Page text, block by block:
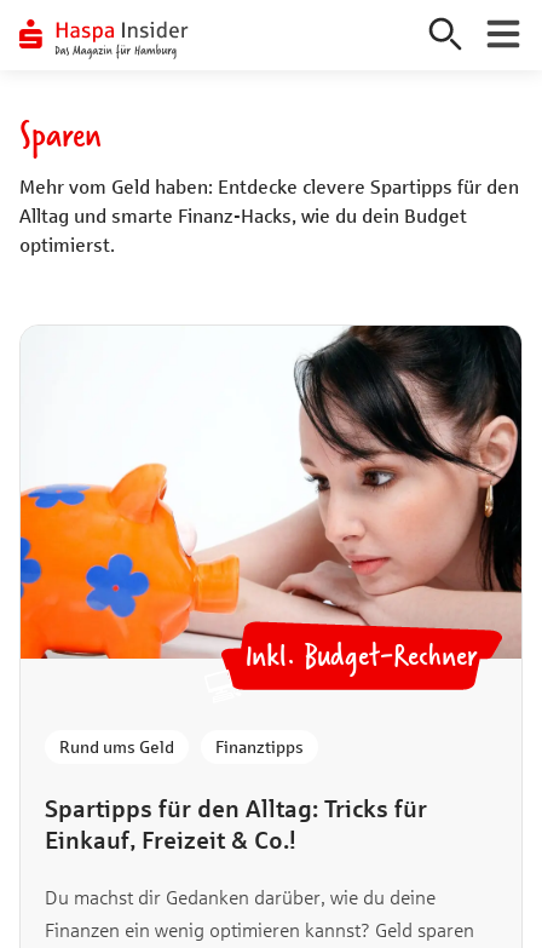
springen
Sparen
Mehr vom Geld haben: Entdecke clevere Spartipps für den
Alltag und smarte Finanz-Hacks, wie du dein Budget
optimierst.
Inkl. Budget-Rechner
💻
Spartipps für den Alltag: Tricks für
Einkauf, Freizeit & Co.!
Rund ums Geld Finanztipps
Du machst dir Gedanken darüber, wie du deine
Finanzen ein wenig optimieren kannst? Geld sparen